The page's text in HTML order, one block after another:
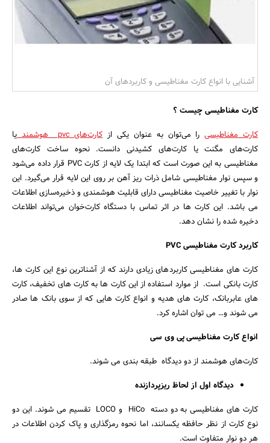
بانک، بیمه و سرمایه
مسکن و ساختمان
آشنایی با انواع کارت مغناطیسی و کاربردهای آن
کارت مغناطیسی چیست ؟
کارت مغناطیسیرا می‌توان به عنوان یکی ازکارت‌های pvc هوشمند
یا
کارت‌های مگنت یا کارت‌های کشیدنی دانست. نحوه ساخت کارت‌های
مغناطیسی به این صورت است که ابتدا یک لایه از کارت PVC قرار داده می‌شود
و سپس نوار مغناطیسی شامل ذرات ریز آهن بر روی این لایه قرار می‌گیرد. این
نوار با تغییر خاصیت مغناطیسی دارای قابلیت هوشمندی و ذخیره‌سازی اطلاعات
می باشد. این کارت ها در اثر تماس با دستگاه کارت‌خوان می‌تواند اطلاعات
دخیره شده را نشان دهد.
کاربرد کارت مغناطیسی PVC
کارت های مغناطیسی کاربردهای زیادی دارند که از آشناترین نوع این کارت ها،
کارت بانکی است. از موارد استفاده از این کارت ها به کارت های تخفیف، کارت
های عابربانک، کارت های هدیه و انواع کارت هایی که از سوی بانک ها صادر
می شوند و… می توان اشاره کرد.
انواع کارت مغناطیسی پی وی سی
کارت‌های هوشمند از دو دیدگاه طبقه بندی می شوند.
دیدگاه اول از لحاظ ریزپردازنده
کارت های مغناطیسی به دو دسته HiCo و LOCO تقسیم می شوند. این دو
نوع کارت از نظر حافظه یکسانند، اما نحوه رمزگذاری و پاک کردن اطلاعات در
هر دو نوار متفاوت است.